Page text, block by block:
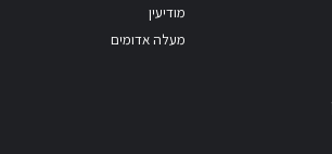
מודיעין
מעלה אדומים